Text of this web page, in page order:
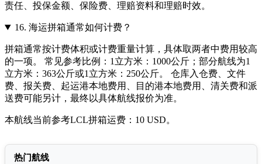
责任、投保金额、保险费、理赔资料和理赔时效。
16. 海运拼箱通常如何计费？
拼箱通常按计费体积或计费重量计算，具体取两者中费用较高
的一项。 常见参考比例：1立方米：1000公斤；部分航线为1
立方米：363公斤或1立方米：250公斤。 仓库入仓费、文件
费、报关费、起运港本地费用、目的港本地费用、清关费和派
送费可能另计，最终以具体航线报价为准。
本航线当前参考LCL拼箱运费：10 USD。
热门航线